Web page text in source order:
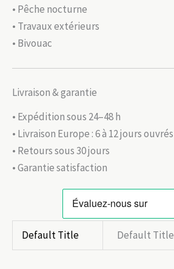
• Pêche nocturne
• Travaux extérieurs
• Bivouac
Livraison & garantie
• Expédition sous 24–48 h
• Livraison Europe : 6 à 12 jours ouvrés
• Retours sous 30 jours
• Garantie satisfaction
Default Title Default Title